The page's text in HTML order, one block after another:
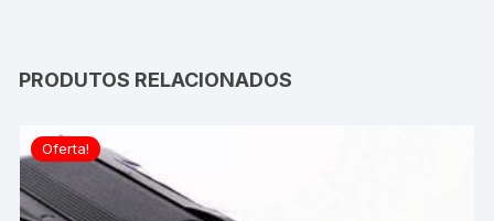
PRODUTOS RELACIONADOS
Oferta!